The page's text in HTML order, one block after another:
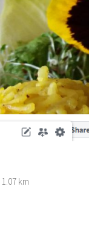
1.07 km